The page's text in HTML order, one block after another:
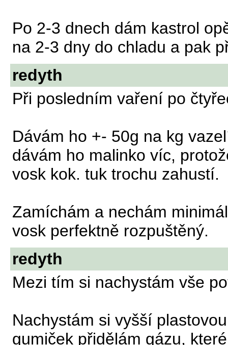
Po 2-3 dnech dám kastrol
na 2-3 dny do chladu a pak
redyth
Při posledním vaření po
Dávám ho +- 50g na kg
dávám ho malinko víc,
vosk kok. tuk trochu zahustí.
Zamíchám a nechám
vosk perfektně rozpuštěný.
redyth
Mezi tím si nachystám vše
Nachystám si vyšší
gumiček přidělám gázu,